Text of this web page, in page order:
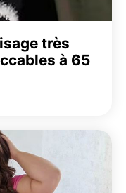
très
à 65